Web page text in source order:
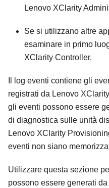
Lenovo XClarity
Se si utilizzano altre
esaminare in primo
XClarity Controller.
Il log eventi contiene gli
registrati da Lenovo
gli eventi possono essere
di diagnostica sulle unità
Lenovo XClarity
eventi non siano
Utilizzare questa sezione
possono essere generati da